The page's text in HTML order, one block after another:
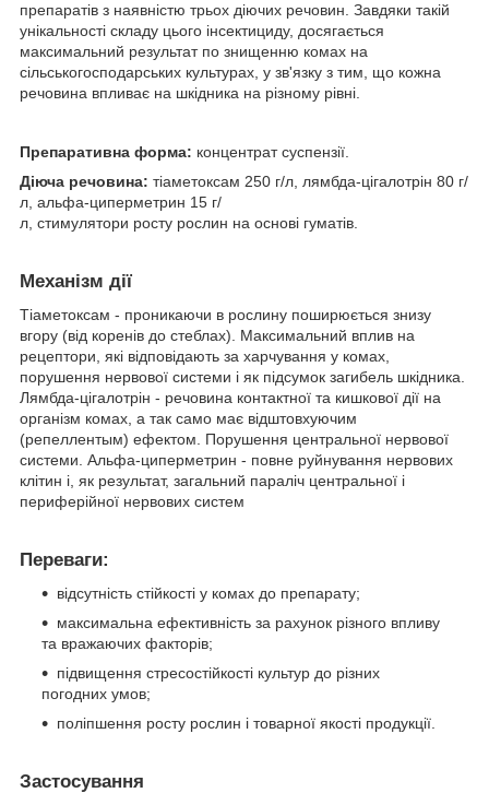
препаратів з наявністю трьох діючих речовин. Завдяки такій
унікальності складу цього інсектициду, досягається
максимальний результат по знищенню комах на
сільськогосподарських культурах, у зв'язку з тим, що кожна
речовина впливає на шкідника на різному рівні.
Препаративна форма: концентрат суспензії.
Діюча речовина: тіаметоксам 250 г/л, лямбда-цігалотрін 80 г/
л, альфа-циперметрин 15 г/
л, стимулятори росту рослин на основі гуматів.
Механізм дії
Тіаметоксам - проникаючи в рослину поширюється знизу
вгору (від коренів до стеблах). Максимальний вплив на
рецептори, які відповідають за харчування у комах,
порушення нервової системи і як підсумок загибель шкідника.
Лямбда-цігалотрін - речовина контактної та кишкової дії на
організм комах, а так само має відштовхуючим
(репеллентым) ефектом. Порушення центральної нервової
системи. Альфа-циперметрин - повне руйнування нервових
клітин і, як результат, загальний параліч центральної і
периферійної нервових систем
Переваги:
відсутність стійкості у комах до препарату;
максимальна ефективність за рахунок різного впливу
та вражаючих факторів;
підвищення стресостійкості культур до різних
погодних умов;
поліпшення росту рослин і товарної якості продукції.
Застосування